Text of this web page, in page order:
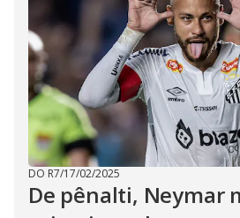
DO R7/17/02/2025
De pênalti, Neymar